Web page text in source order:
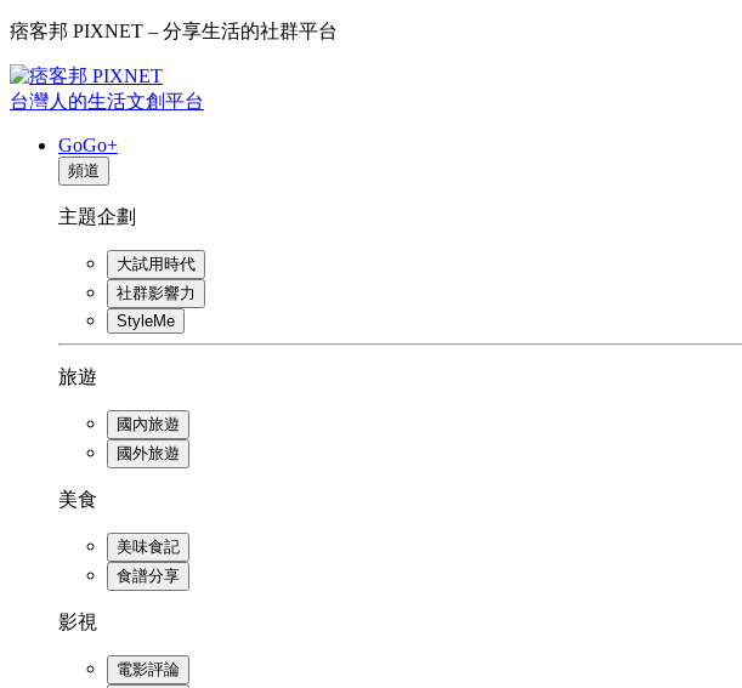
痞客邦 PIXNET – 分享生活的社群平台
台灣人的生活文創平台
GoGo+
頻道
主題企劃
大試用時代
社群影響力
StyleMe
旅遊
國內旅遊
國外旅遊
美食
美味食記
食譜分享
影視
電影評論